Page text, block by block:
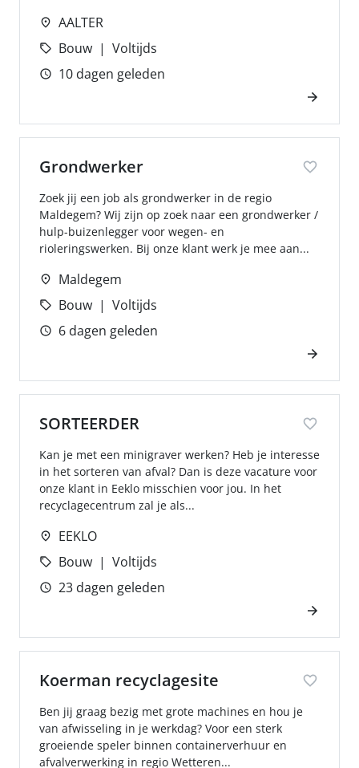
AALTER
Bouw
Voltijds
10 dagen geleden
Grondwerker
Zoek jij een job als grondwerker in de regio
Maldegem? Wij zijn op zoek naar een grondwerker /
hulp-buizenlegger voor wegen- en
rioleringswerken. Bij onze klant werk je mee aan...
Maldegem
Bouw
Voltijds
6 dagen geleden
SORTEERDER
Kan je met een minigraver werken? Heb je interesse
in het sorteren van afval? Dan is deze vacature voor
onze klant in Eeklo misschien voor jou. In het
recyclagecentrum zal je als...
EEKLO
Bouw
Voltijds
23 dagen geleden
Koerman recyclagesite
Ben jij graag bezig met grote machines en hou je
van afwisseling in je werkdag? Voor een sterk
groeiende speler binnen containerverhuur en
afvalverwerking in regio Wetteren...